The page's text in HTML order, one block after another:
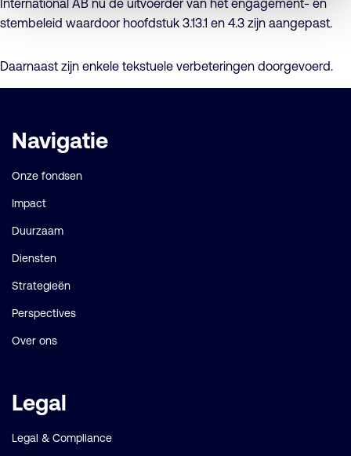
International AB nu de uitvoerder van het engagement- en
stembeleid waardoor hoofdstuk 3.13.1 en 4.3 zijn aangepast.
Daarnaast zijn enkele tekstuele verbeteringen doorgevoerd.
Belangrijke
links
Navigatie
Onze fondsen
Impact
Duurzaam
Diensten
Strategieën
Perspectives
Over ons
Legal
Legal & Compliance